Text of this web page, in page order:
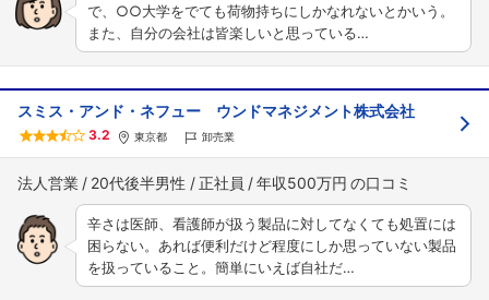
で、○○大学をでても荷物持ちにしかなれないとかいう。
また、自分の会社は皆楽しいと思っている…
スミス・アンド・ネフュー ウンドマネジメント株式会社
3.2 東京都 卸売業
法人営業 20代後半男性 正社員 年収500万円
辛さは医師、看護師が扱う製品に対してなくても処置には
困らない。あれば便利だけど程度にしか思っていない製品
を扱っていること。簡単にいえば自社だ…